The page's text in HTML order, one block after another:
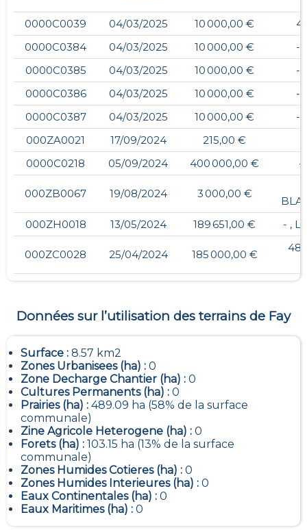
0000C0039 04/03/2025 10 000,00 €
0000C0384
04/03/2025 10 000,00 €
-
0000C0385
04/03/2025 10 000,00 €
-
0000C0386
04/03/2025 10 000,00 €
-
0000C0387
04/03/2025 10 000,00 €
-
000ZA0021
17/09/2024 215,00 €
0000C0218
05/09/2024 400 000,00 € -
000ZB0067 19/08/2024 3 000,00 €
000ZH0018
13/05/2024 189 651,00 € - ,
000ZC0028 25/04/2024 185 000,00 €
48,
Données sur l’utilisation des terrains de Fay
Surface : 8.57 km2
Zones Urbanisees (ha) : 0
Zone Decharge Chantier (ha) : 0
Cultures Permanents (ha) : 0
Prairies (ha) : 489.09 ha (58% de la surface
communale)
Zine Agricole Heterogene (ha) : 0
Forets (ha) : 103.15 ha (13% de la surface
communale)
Zones Humides Cotieres (ha) : 0
Zones Humides Interieures (ha) : 0
Eaux Continentales (ha) : 0
Eaux Maritimes (ha) : 0